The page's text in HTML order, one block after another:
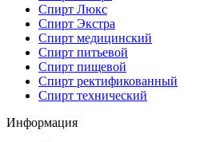
Спирт Люкс
Спирт Экстра
Спирт медицинский
Спирт питьевой
Спирт пищевой
Спирт ректификованный
Спирт технический
Информация